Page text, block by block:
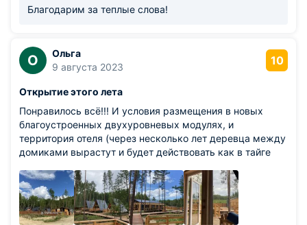
Благодарим за теплые слова!
О
Ольга
9 августа 2023
10
Открытие этого лета
Понравилось всё!!! И условия размещения в новых
благоустроенных двухуровневых модулях, и
территория отеля (через несколько лет деревца между
домиками вырастут и будет действовать как в тайге